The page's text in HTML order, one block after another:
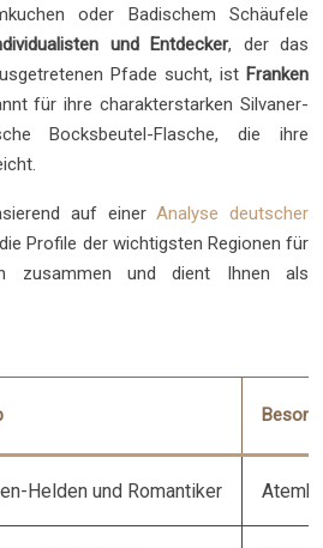
oder Badischem Schäufele
und Entdecker, der das
Pfade sucht, ist Franken
für ihre charakterstarken Silvaner-
Bocksbeutel-Flasche, die ihre
auf einerAnalyse deutscher
Profile der wichtigsten Regionen für
zusammen und dient Ihnen als
Helden und Romantiker